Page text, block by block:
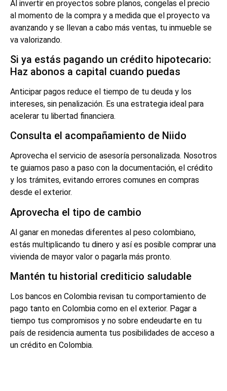
Al invertir en proyectos sobre planos, congelas el precio
al momento de la compra y a medida que el proyecto va
avanzando y se llevan a cabo más ventas, tu inmueble se
va valorizando.
Si ya estás pagando un crédito hipotecario:
Haz abonos a capital cuando puedas
Anticipar pagos reduce el tiempo de tu deuda y los
intereses, sin penalización. Es una estrategia ideal para
acelerar tu libertad financiera.
Consulta el acompañamiento de Niido
Aprovecha el servicio de asesoría personalizada. Nosotros
te guiamos paso a paso con la documentación, el crédito
y los trámites, evitando errores comunes en compras
desde el exterior.
Aprovecha el tipo de cambio
Al ganar en monedas diferentes al peso colombiano,
estás multiplicando tu dinero y así es posible comprar una
vivienda de mayor valor o pagarla más pronto.
Mantén tu historial crediticio saludable
Los bancos en Colombia revisan tu comportamiento de
pago tanto en Colombia como en el exterior. Pagar a
tiempo tus compromisos y no sobre endeudarte en tu
país de residencia aumenta tus posibilidades de acceso a
un crédito en Colombia.